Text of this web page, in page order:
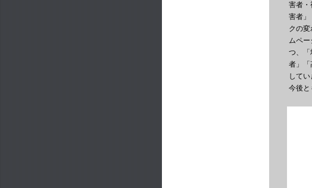
害者・
害者」
クの
ムペー
つ、「
者」「
してい
今後と